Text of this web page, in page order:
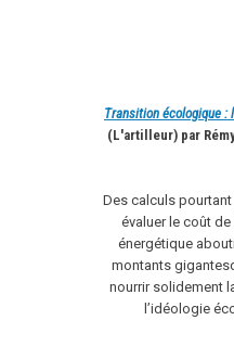
Transition écologique :
(L'artilleur) par
Des calculs
évaluer le coût
énergétique
montants
nourrir solidement
l’idéologie